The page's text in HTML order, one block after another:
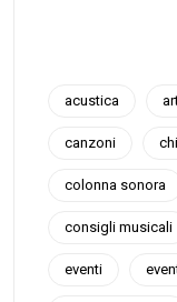
acustica
canzoni
colonna sonora
consigli musicali
eventi